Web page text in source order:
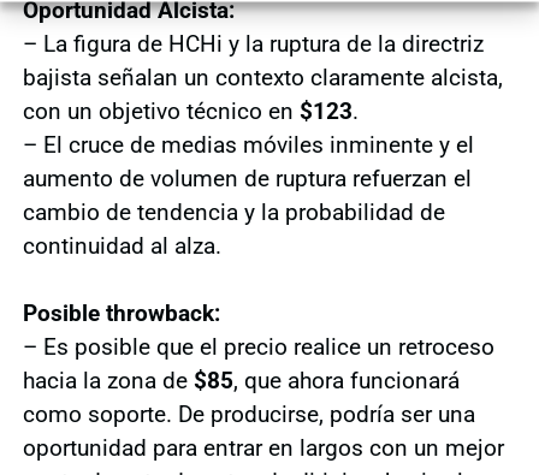
Oportunidad Alcista:
– La figura de HCHi y la ruptura de la directriz
bajista señalan un contexto claramente alcista,
con un objetivo técnico en $123.
– El cruce de medias móviles inminente y el
aumento de volumen de ruptura refuerzan el
cambio de tendencia y la probabilidad de
continuidad al alza.
Posible throwback:
– Es posible que el precio realice un retroceso
hacia la zona de $85, que ahora funcionará
como soporte. De producirse, podría ser una
oportunidad para entrar en largos con un mejor